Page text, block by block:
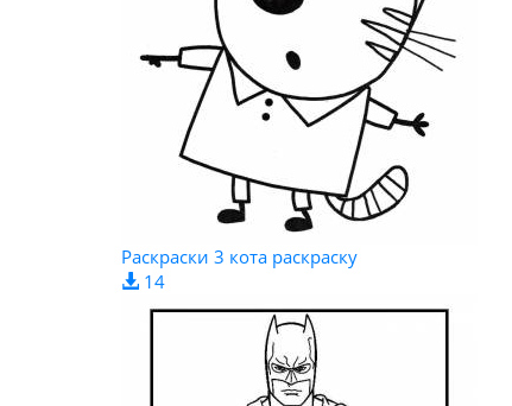
Раскраски 3 кота раскраску
14